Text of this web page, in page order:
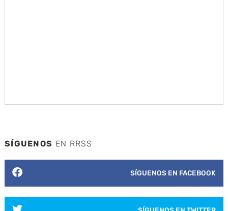
SÍGUENOS EN RRSS
SÍGUENOS EN FACEBOOK